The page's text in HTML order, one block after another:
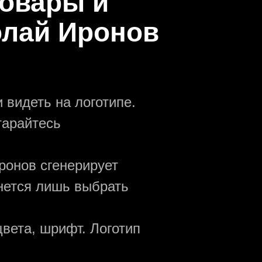
Иронов
на логотипе.
сгенерирует
лишь выбрать
шрифт. Логотип